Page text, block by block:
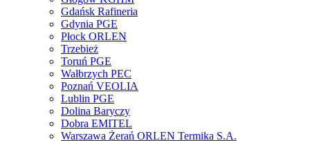
Gdańsk Rafineria
Gdynia PGE
Płock ORLEN
Trzebież
Toruń PGE
Wałbrzych PEC
Poznań VEOLIA
Lublin PGE
Dolina Baryczy
Dobra EMITEL
Warszawa Żerań ORLEN Termika S.A.